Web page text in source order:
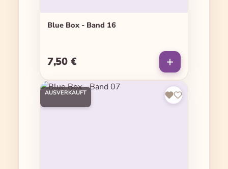
Blue Box - Band 16
Regulärer Preis:
7,50 €
AUSVERKAUFT